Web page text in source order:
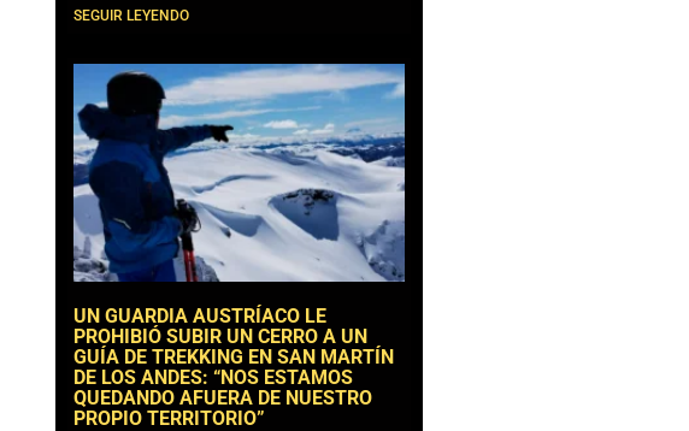
SEGUIR LEYENDO
UN GUARDIA AUSTRÍACO LE
PROHIBIÓ SUBIR UN CERRO A UN
GUÍA DE TREKKING EN SAN MARTÍN
DE LOS ANDES: “NOS ESTAMOS
QUEDANDO AFUERA DE NUESTRO
PROPIO TERRITORIO”